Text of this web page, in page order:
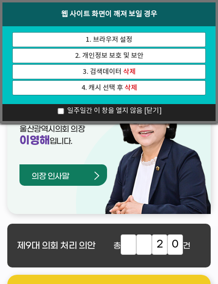
가
기
인터넷방송
웹 사이트 화면이 깨져 보일 경우
1. 브라우저 설정
2. 개인정보 보호 및 보안
3. 검색데이터 삭제
4. 캐시 선택 후삭제
일주일간 이 창을 열지 않음 [닫기]
열린의장실
울산광역시의회 의장
이영해 입니다.
의장 인사말
제9대 의회 처리 의안 총 2 0 건